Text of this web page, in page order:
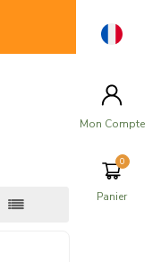
Mon Compte
Panier